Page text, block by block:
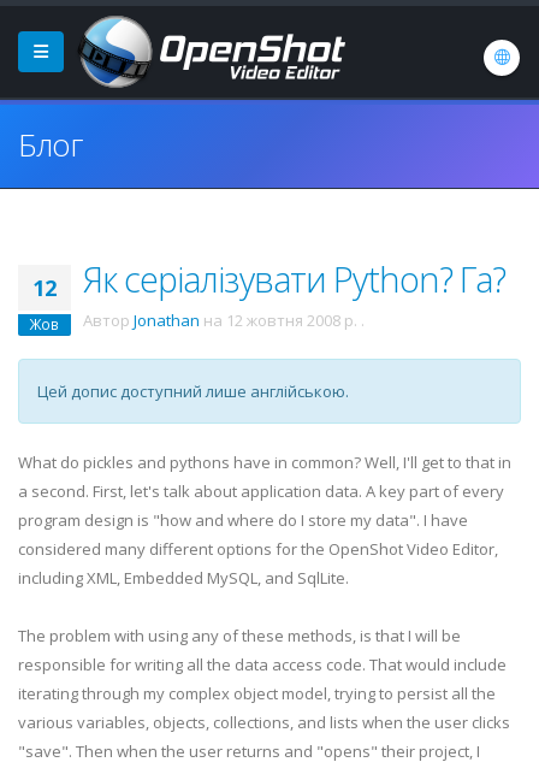
Блог
12
Жов
Як серіалізувати Python? Га?
Автор Jonathan на 12 жовтня 2008 р. .
Цей допис доступний лише англійською.
What do pickles and pythons have in common? Well, I'll get to that in
a second. First, let's talk about application data. A key part of every
program design is "how and where do I store my data". I have
considered many different options for the OpenShot Video Editor,
including XML, Embedded MySQL, and SqlLite.
The problem with using any of these methods, is that I will be
responsible for writing all the data access code. That would include
iterating through my complex object model, trying to persist all the
various variables, objects, collections, and lists when the user clicks
"save". Then when the user returns and "opens" their project, I